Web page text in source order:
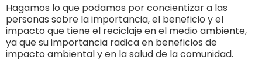
Hagamos lo que podamos por concientizar a las
personas sobre la importancia, el beneficio y el
impacto que tiene el reciclaje en el medio ambiente,
ya que su importancia radica en beneficios de
impacto ambiental y en la salud de la comunidad.